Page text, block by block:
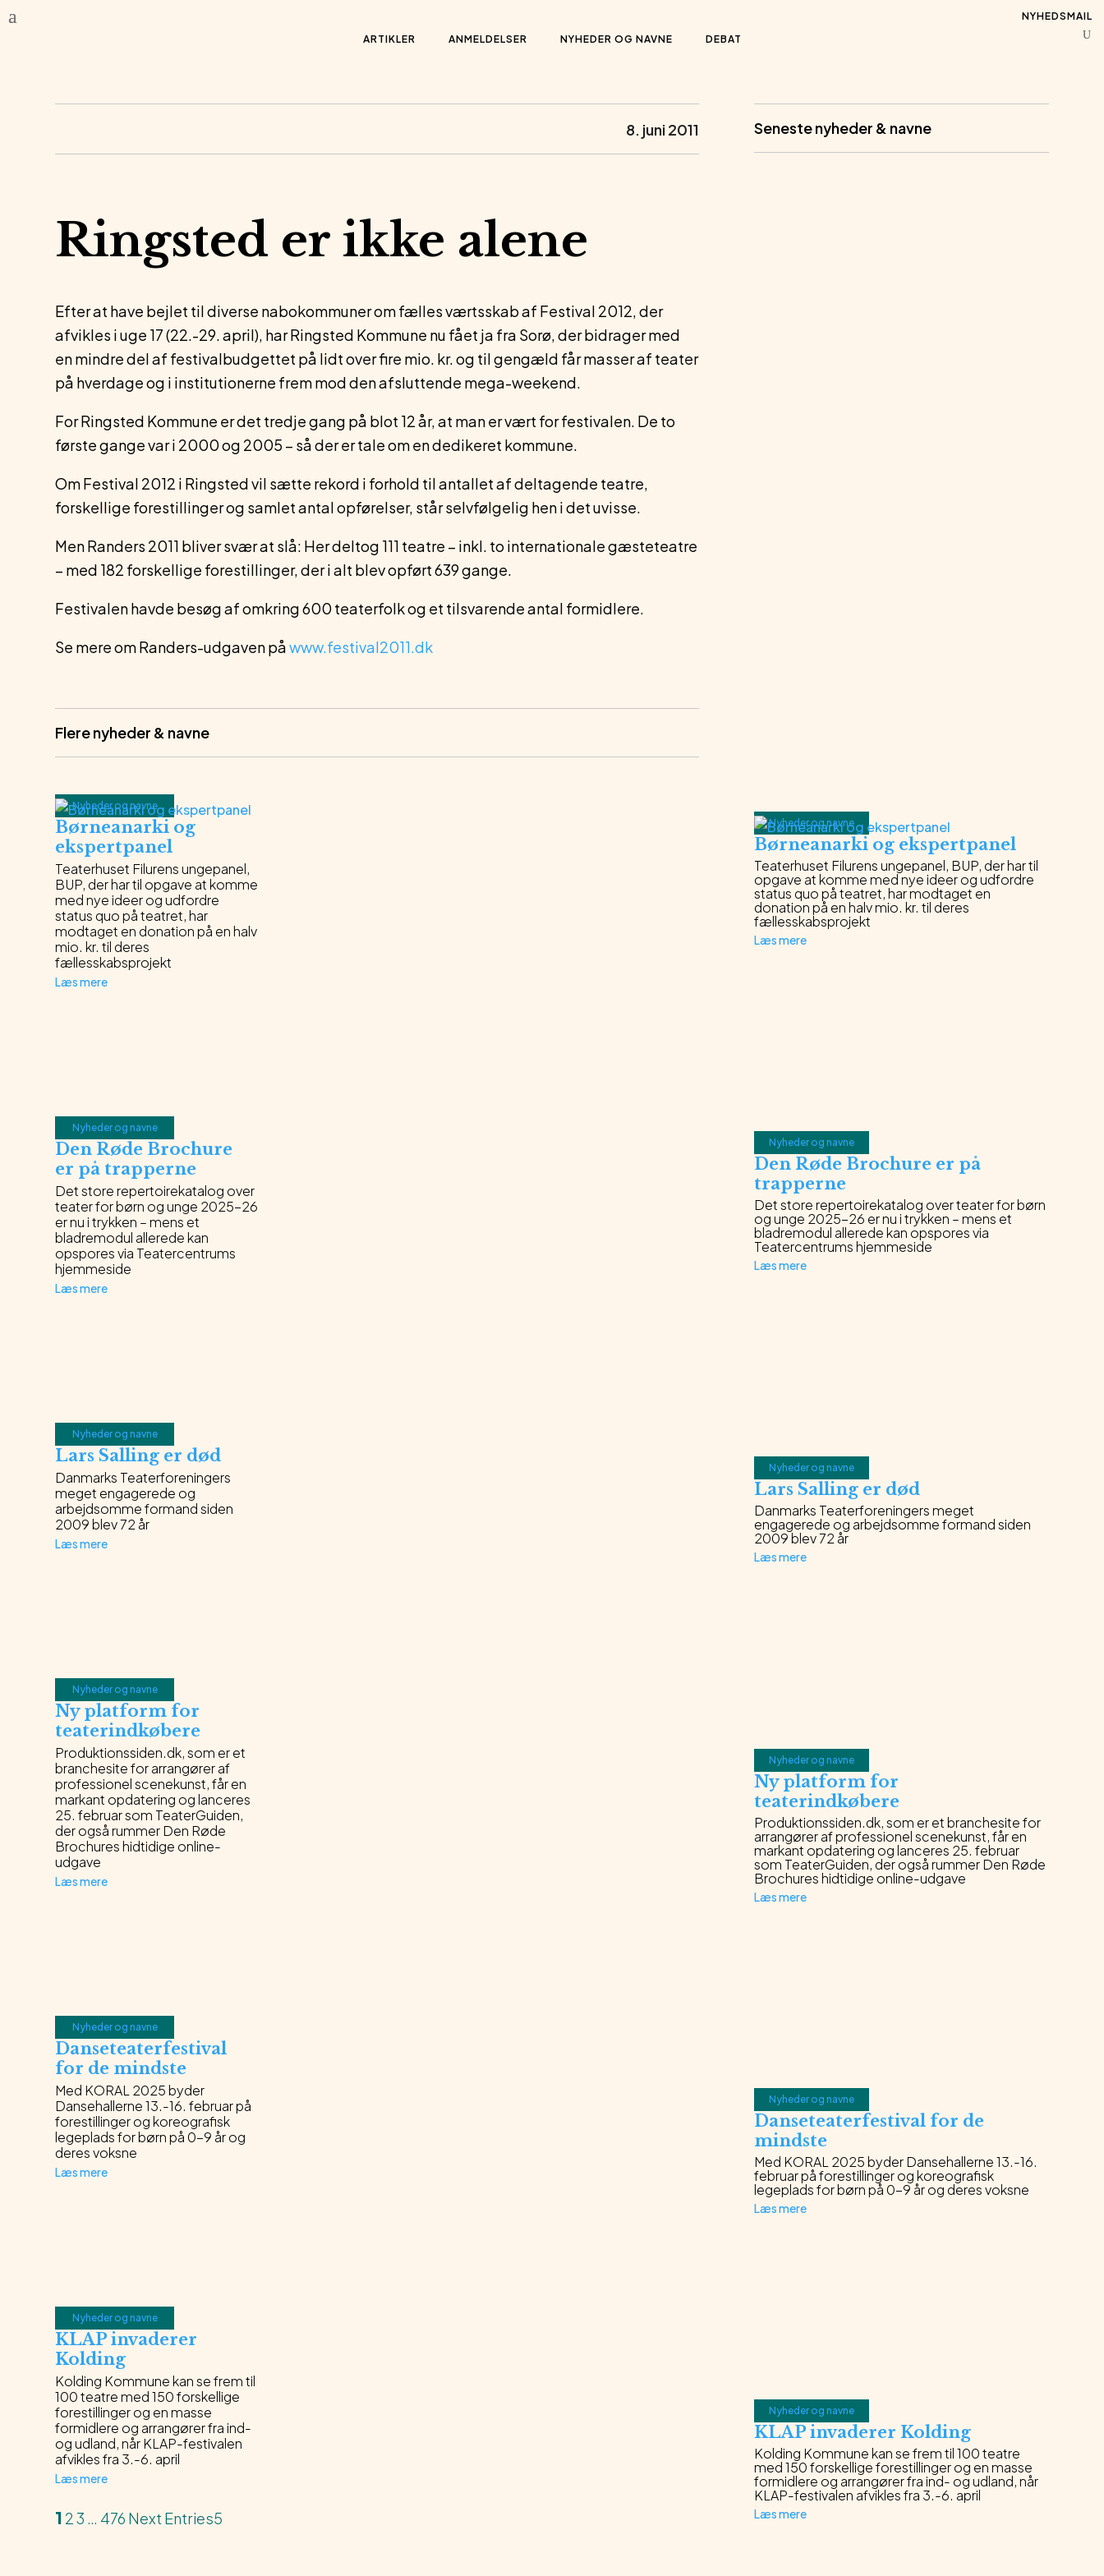
ARTIKLER ANMELDELSER NYHEDER OG NAVNE DEBAT
NYHEDSMAIL
8. juni 2011
Ringsted er ikke alene
Efter at have bejlet til diverse nabokommuner om fælles værtsskab af Festival 2012, der
afvikles i uge 17 (22.-29. april), har Ringsted Kommune nu fået ja fra Sorø, der bidrager med
en mindre del af festivalbudgettet på lidt over fire mio. kr. og til gengæld får masser af teater
på hverdage og i institutionerne frem mod den afsluttende mega-weekend.
For Ringsted Kommune er det tredje gang på blot 12 år, at man er vært for festivalen. De to
første gange var i 2000 og 2005 – så der er tale om en dedikeret kommune.
Om Festival 2012 i Ringsted vil sætte rekord i forhold til antallet af deltagende teatre,
forskellige forestillinger og samlet antal opførelser, står selvfølgelig hen i det uvisse.
Men Randers 2011 bliver svær at slå: Her deltog 111 teatre – inkl. to internationale gæsteteatre
– med 182 forskellige forestillinger, der i alt blev opført 639 gange.
Festivalen havde besøg af omkring 600 teaterfolk og et tilsvarende antal formidlere.
Se mere om Randers-udgaven påwww.festival2011.dk
Flere nyheder & navne
Nyheder og navne
Børneanarki og
ekspertpanel
Teaterhuset Filurens ungepanel,
BUP, der har til opgave at komme
med nye ideer og udfordre
status quo på teatret, har
modtaget en donation på en halv
mio. kr. til deres
fællesskabsprojekt
Læs mere
Nyheder og navne
Den Røde Brochure
er på trapperne
Det store repertoirekatalog over
teater for børn og unge 2025-26
er nu i trykken – mens et
bladremodul allerede kan
opspores via Teatercentrums
hjemmeside
Læs mere
Nyheder og navne
Lars Salling er død
Danmarks Teaterforeningers
meget engagerede og
arbejdsomme formand siden
2009 blev 72 år
Læs mere
Nyheder og navne
Ny platform for
teaterindkøbere
Produktionssiden.dk, som er et
branchesite for arrangører af
professionel scenekunst, får en
markant opdatering og lanceres
25. februar som TeaterGuiden,
der også rummer Den Røde
Brochures hidtidige online-
udgave
Læs mere
Nyheder og navne
Danseteaterfestival
for de mindste
Med KORAL 2025 byder
Dansehallerne 13.-16. februar på
forestillinger og koreografisk
legeplads for børn på 0-9 år og
deres voksne
Læs mere
Nyheder og navne
KLAP invaderer
Kolding
Kolding Kommune kan se frem til
100 teatre med 150 forskellige
forestillinger og en masse
formidlere og arrangører fra ind-
og udland, når KLAP-festivalen
afvikles fra 3.-6. april
Læs mere
1 2 3 … 476 Next Entries
Seneste nyheder & navne
Nyheder og navne
Børneanarki og ekspertpanel
Teaterhuset Filurens ungepanel, BUP, der har til
opgave at komme med nye ideer og udfordre
status quo på teatret, har modtaget en
donation på en halv mio. kr. til deres
fællesskabsprojekt
Læs mere
Nyheder og navne
Den Røde Brochure er på
trapperne
Det store repertoirekatalog over teater for børn
og unge 2025-26 er nu i trykken – mens et
bladremodul allerede kan opspores via
Teatercentrums hjemmeside
Læs mere
Nyheder og navne
Lars Salling er død
Danmarks Teaterforeningers meget
engagerede og arbejdsomme formand siden
2009 blev 72 år
Læs mere
Nyheder og navne
Ny platform for
teaterindkøbere
Produktionssiden.dk, som er et branchesite for
arrangører af professionel scenekunst, får en
markant opdatering og lanceres 25. februar
som TeaterGuiden, der også rummer Den Røde
Brochures hidtidige online-udgave
Læs mere
Nyheder og navne
Danseteaterfestival for de
mindste
Med KORAL 2025 byder Dansehallerne 13.-16.
februar på forestillinger og koreografisk
legeplads for børn på 0-9 år og deres voksne
Læs mere
Nyheder og navne
KLAP invaderer Kolding
Kolding Kommune kan se frem til 100 teatre
med 150 forskellige forestillinger og en masse
formidlere og arrangører fra ind- og udland, når
KLAP-festivalen afvikles fra 3.-6. april
Læs mere